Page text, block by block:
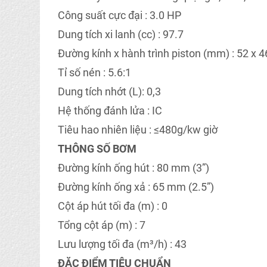
Công suất cực đại : 3.0 HP
Dung tích xi lanh (cc) : 97.7
Đường kính x hành trình piston (mm) : 52 x
Tỉ số nén : 5.6:1
Dung tích nhớt (L): 0,3
Hệ thống đánh lửa : IC
Tiêu hao nhiên liệu : ≤480g/kw giờ
THÔNG SỐ BƠM
Đường kính ống hút : 80 mm (3”)
Đường kính ống xả : 65 mm (2.5”)
Cột áp hút tối đa (m) : 0
Tổng cột áp (m) : 7
Lưu lượng tối đa (m³/h) : 43
ĐẶC ĐIỂM TIÊU CHUẨN